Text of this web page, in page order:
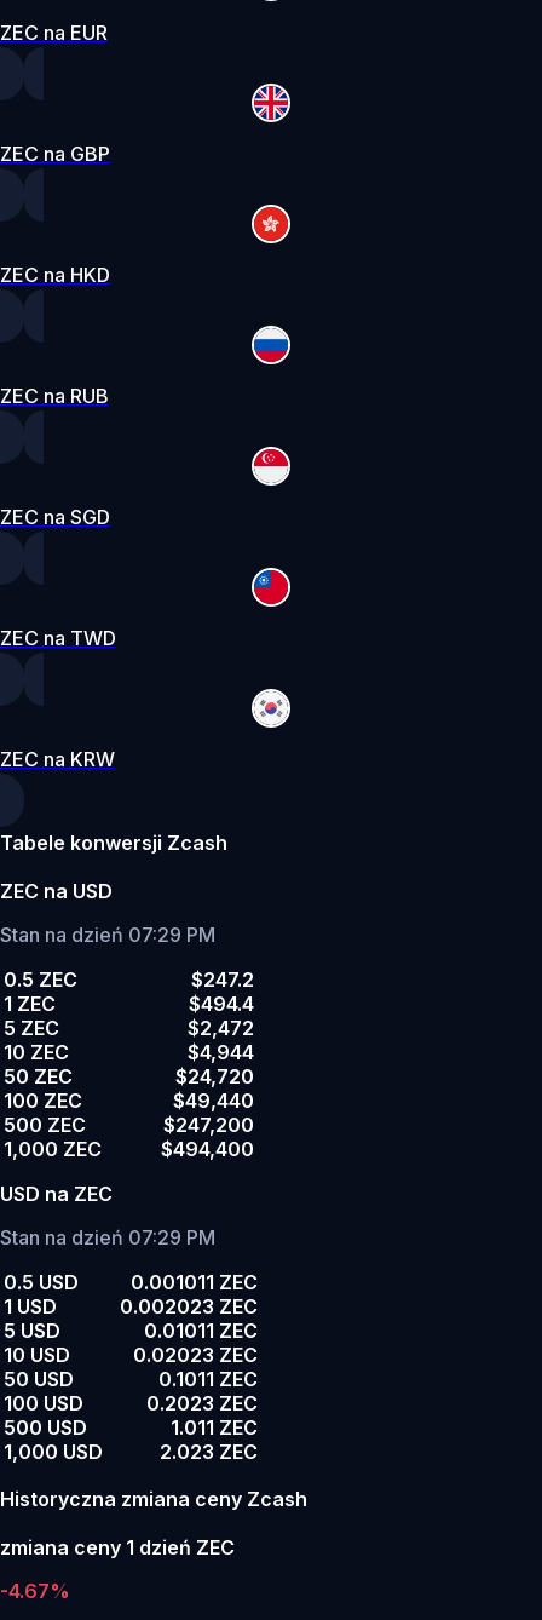
ZEC na EUR
ZEC na GBP
ZEC na HKD
ZEC na RUB
ZEC na SGD
ZEC na TWD
ZEC na KRW
Tabele konwersji Zcash
ZEC na USD
Stan na dzień 07:29 PM
0.5 ZEC
$247.2
1 ZEC
$494.4
5 ZEC
$2,472
10 ZEC
$4,944
50 ZEC
$24,720
100 ZEC
$49,440
500 ZEC
$247,200
1,000 ZEC
$494,400
USD na ZEC
Stan na dzień 07:29 PM
0.5 USD
0.001011 ZEC
1 USD
0.002023 ZEC
5 USD
0.01011 ZEC
10 USD
0.02023 ZEC
50 USD
0.1011 ZEC
100 USD
0.2023 ZEC
500 USD
1.011 ZEC
1,000 USD
2.023 ZEC
Historyczna zmiana ceny Zcash
zmiana ceny 1 dzień ZEC
-4.67%